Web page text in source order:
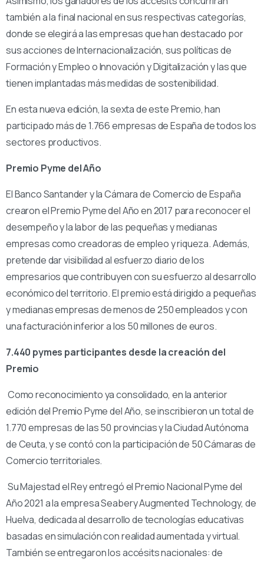
también a la final nacional en sus respectivas categorías,
donde se elegirá a las empresas que han destacado por
sus acciones de Internacionalización, sus políticas de
Formación y Empleo o Innovación y Digitalización y las que
tienen implantadas más medidas de sostenibilidad.
En esta nueva edición, la sexta de este Premio, han
participado más de 1.766 empresas de España de todos los
sectores productivos.
Premio Pyme del Año
El Banco Santander y la Cámara de Comercio de España
crearon el Premio Pyme del Año en 2017 para reconocer el
desempeño y la labor de las pequeñas y medianas
empresas como creadoras de empleo y riqueza. Además,
pretende dar visibilidad al esfuerzo diario de los
empresarios que contribuyen con su esfuerzo al desarrollo
económico del territorio. El premio está dirigido a pequeñas
y medianas empresas de menos de 250 empleados y con
una facturación inferior a los 50 millones de euros.
7.440 pymes participantes desde la creación del
Premio
Como reconocimiento ya consolidado, en la anterior
edición del Premio Pyme del Año, se inscribieron un total de
1.770 empresas de las 50 provincias y la Ciudad Autónoma
de Ceuta, y se contó con la participación de 50 Cámaras de
Comercio territoriales.
Su Majestad el Rey entregó el Premio Nacional Pyme del
Año 2021 a la empresa Seabery Augmented Technology, de
Huelva, dedicada al desarrollo de tecnologías educativas
basadas en simulación con realidad aumentada y virtual.
También se entregaron los accésits nacionales: de